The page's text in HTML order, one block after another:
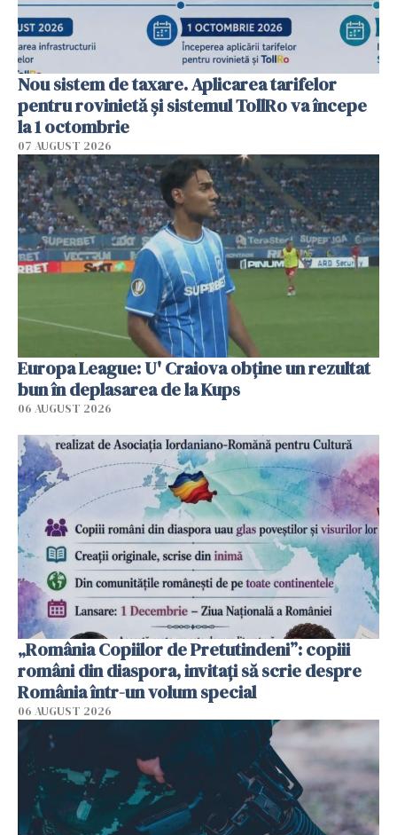
Nou sistem de taxare. Aplicarea tarifelor
pentru rovinietă şi sistemul TollRo va începe
la 1 octombrie
07 AUGUST 2026
Europa League: U' Craiova obține un rezultat
bun în deplasarea de la Kups
06 AUGUST 2026
„România Copiilor de Pretutindeni”: copiii
români din diaspora, invitați să scrie despre
România într-un volum special
06 AUGUST 2026